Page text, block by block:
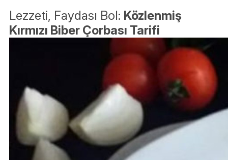
Lezzeti, Faydası Bol: Közlenmiş
Kırmızı Biber Çorbası Tarifi